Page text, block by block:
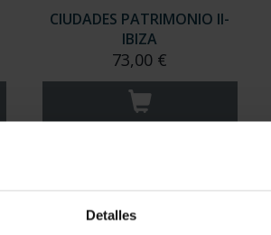
Detalles
CIUDADES PATRIMONIO II-
IBIZA
73,00 €